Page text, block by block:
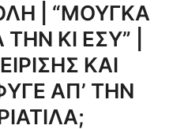
| “ΜΟΥΓΚΑ
ΚΙ ΕΣΥ” |
ΚΑΙ
ΑΠ’ ΤΗΝ